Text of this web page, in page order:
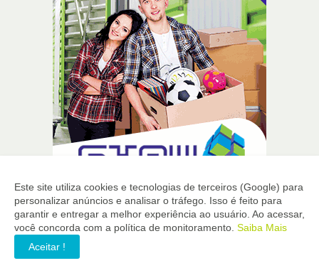
Este site utiliza cookies e tecnologias de terceiros (Google) para
personalizar anúncios e analisar o tráfego. Isso é feito para
garantir e entregar a melhor experiência ao usuário. Ao acessar,
você concorda com a política de monitoramento. Saiba Mais
Aceitar !